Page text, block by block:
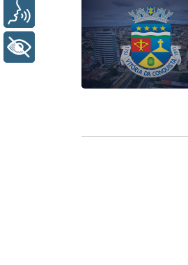
+ Acessibilidade